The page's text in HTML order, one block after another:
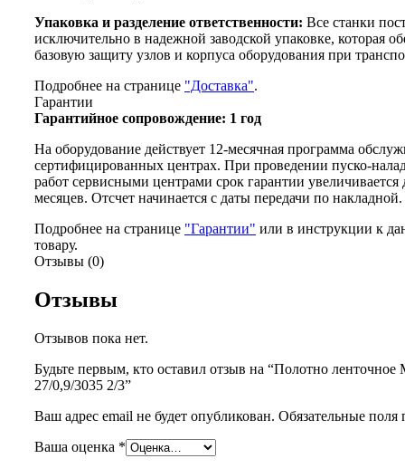
Упаковка и разделение ответственности: Все станки
исключительно в надежной заводской упаковке, которая
базовую защиту узлов и корпуса оборудования при
Подробнее на странице "Доставка".
Гарантии
Гарантийное сопровождение: 1 год
На оборудование действует 12-месячная программа
сертифицированных центрах. При проведении пуско-
работ сервисными центрами срок гарантии увеличивается
месяцев. Отсчет начинается с даты передачи по накладной.
Подробнее на странице "Гарантии" или в инструкции к
товару.
Отзывы (0)
Отзывы
Отзывов пока нет.
Будьте первым, кто оставил отзыв на “Полотно ленточное
27/0,9/3035 2/3”
Ваш адрес email не будет опубликован. Обязательные
Ваша оценка *